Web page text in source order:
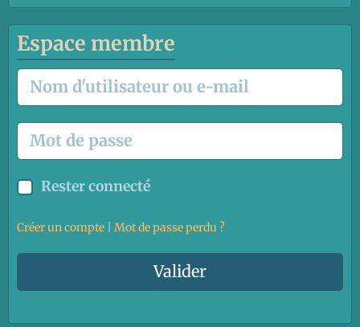
Espace membre
Rester connecté
Créer un compte Mot de passe perdu ?
Valider